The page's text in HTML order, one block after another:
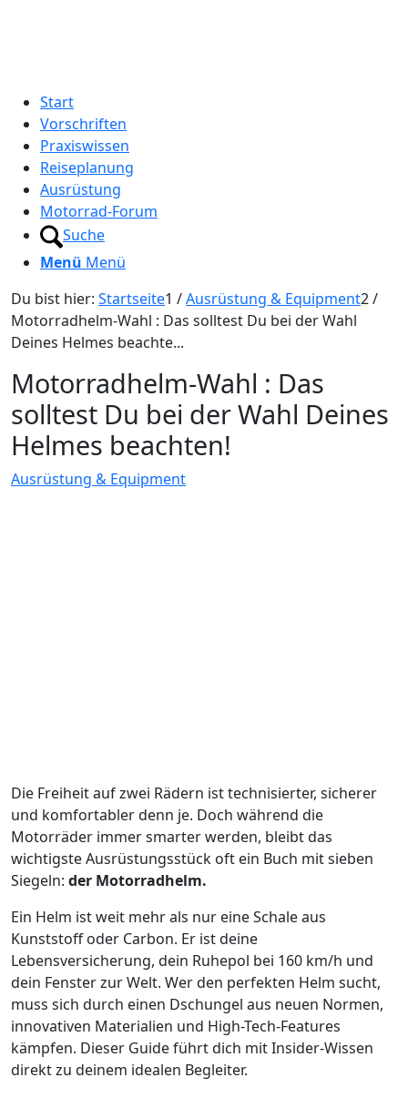
Start
Vorschriften
Praxiswissen
Reiseplanung
Ausrüstung
Motorrad-Forum
Suche
Menü Menü
Du bist hier: Startseite1 /Ausrüstung & Equipment2/
Motorradhelm-Wahl : Das solltest Du bei der Wahl
Deines Helmes beachte...
Motorradhelm-Wahl : Das
solltest Du bei der Wahl Deines
Helmes beachten!
Ausrüstung & Equipment
Die Freiheit auf zwei Rädern ist technisierter, sicherer
und komfortabler denn je. Doch während die
Motorräder immer smarter werden, bleibt das
wichtigste Ausrüstungsstück oft ein Buch mit sieben
Siegeln: der Motorradhelm.
Ein Helm ist weit mehr als nur eine Schale aus
Kunststoff oder Carbon. Er ist deine
Lebensversicherung, dein Ruhepol bei 160 km/h und
dein Fenster zur Welt. Wer den perfekten Helm sucht,
muss sich durch einen Dschungel aus neuen Normen,
innovativen Materialien und High-Tech-Features
kämpfen. Dieser Guide führt dich mit Insider-Wissen
direkt zu deinem idealen Begleiter.